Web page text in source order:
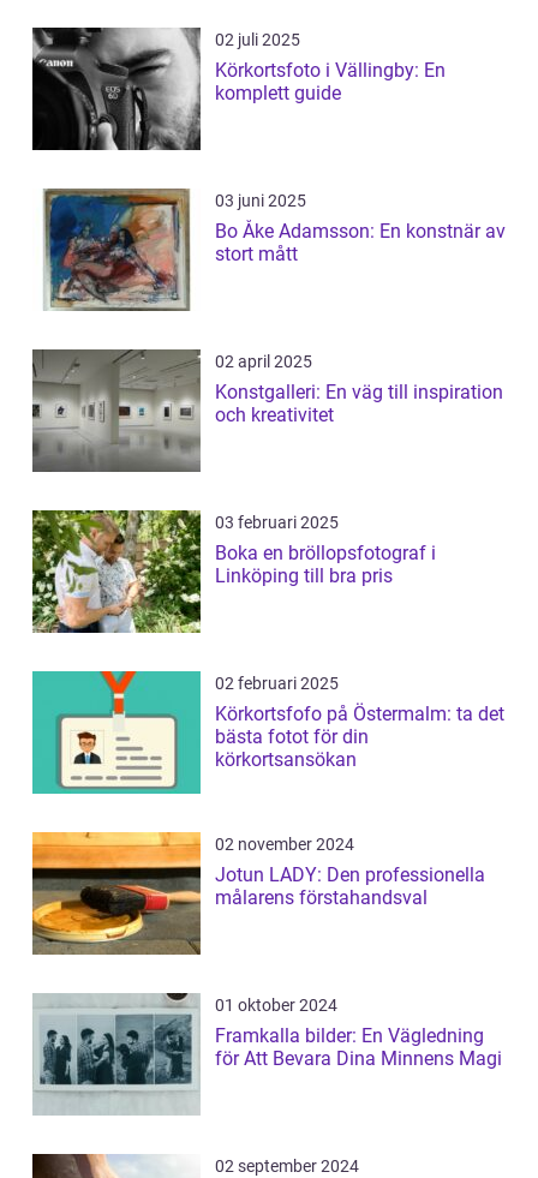
02 juli 2025
Körkortsfoto i Vällingby: En
komplett guide
03 juni 2025
Bo Åke Adamsson: En konstnär av
stort mått
02 april 2025
Konstgalleri: En väg till inspiration
och kreativitet
03 februari 2025
Boka en bröllopsfotograf i
Linköping till bra pris
02 februari 2025
Körkortsfofo på Östermalm: ta det
bästa fotot för din
körkortsansökan
02 november 2024
Jotun LADY: Den professionella
målarens förstahandsval
01 oktober 2024
Framkalla bilder: En Vägledning
för Att Bevara Dina Minnens Magi
02 september 2024